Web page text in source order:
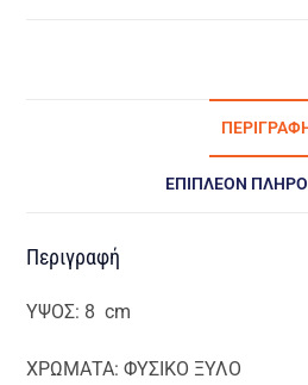
ΕΠΙΠΛΈΟΝ
Περιγραφή
ΥΨΟΣ: 8 cm
ΧΡΩΜΑΤΑ: ΦΥΣΙΚΟ ΞΥΛΟ